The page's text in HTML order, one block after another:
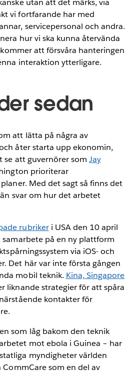
utan att det märks, via
vi fortfarande har med
servicepersonal och andra.
hur vi ska kunna återvända
att försvåra hanteringen
interaktion ytterligare.
sedan
att lätta på några av
åter starta upp ekonomin,
att guvernörer som Jay
prioriterar
Med det sagt så finns det
svar om hur det arbetet
rubrikeri USA den 10 april
på en ny plattform
via iOS- och
Det här var inte första gången
mobil teknik. Kina, Singapore
liknande strategier för att spåra
kontakter för
som låg bakom den teknik
mot ebola i Guinea – har
myndigheter världen
som en del av